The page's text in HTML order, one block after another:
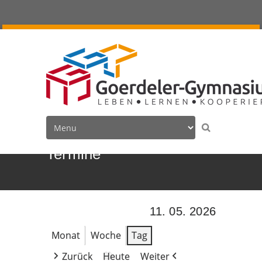
Termine
11. 05. 2026
Monat
Woche
Tag
Zurück
Heute Weiter